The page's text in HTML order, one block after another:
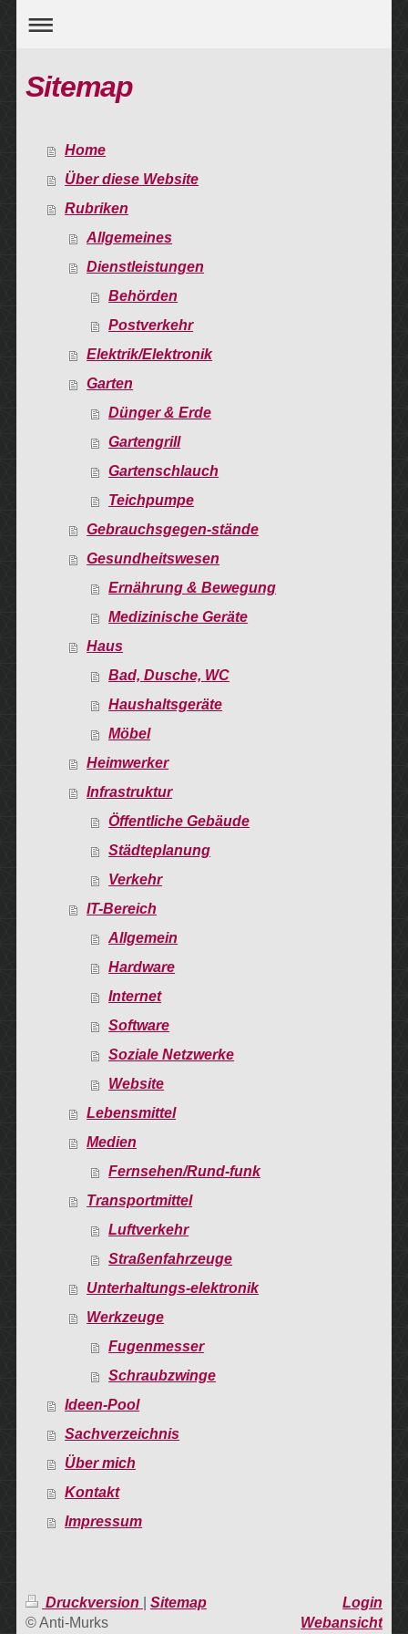
Sitemap
Home
Über diese Website
Rubriken
Allgemeines
Dienstleistungen
Behörden
Postverkehr
Elektrik/Elektronik
Garten
Dünger & Erde
Gartengrill
Gartenschlauch
Teichpumpe
Gebrauchsgegen-stände
Gesundheitswesen
Ernährung & Bewegung
Medizinische Geräte
Haus
Bad, Dusche, WC
Haushaltsgeräte
Möbel
Heimwerker
Infrastruktur
Öffentliche Gebäude
Städteplanung
Verkehr
IT-Bereich
Allgemein
Hardware
Internet
Software
Soziale Netzwerke
Website
Lebensmittel
Medien
Fernsehen/Rund-funk
Transportmittel
Luftverkehr
Straßenfahrzeuge
Unterhaltungs-elektronik
Werkzeuge
Fugenmesser
Schraubzwinge
Ideen-Pool
Sachverzeichnis
Über mich
Kontakt
Impressum
Druckversion
Sitemap
© Anti-Murks
Login
Webansicht